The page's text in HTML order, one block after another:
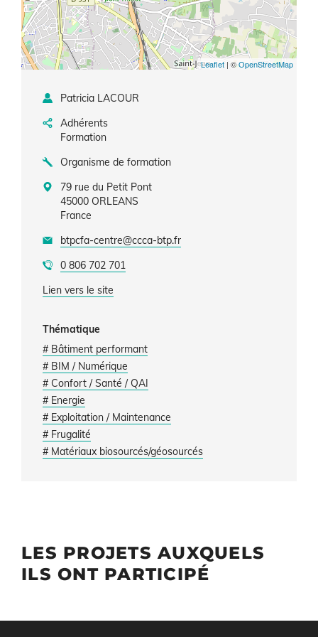
Leaflet | ©OpenStreetMap
Patricia LACOUR
Adhérents
Formation
Organisme de formation
79 rue du Petit Pont
45000 ORLEANS
France
btpcfa-centre@ccca-btp.fr
0 806 702 701
Lien vers le site
Thématique
# Bâtiment performant
# BIM / Numérique
# Confort / Santé / QAI
# Energie
# Exploitation / Maintenance
# Frugalité
# Matériaux biosourcés/géosourcés
LES PROJETS AUXQUELS
ILS ONT PARTICIPÉ